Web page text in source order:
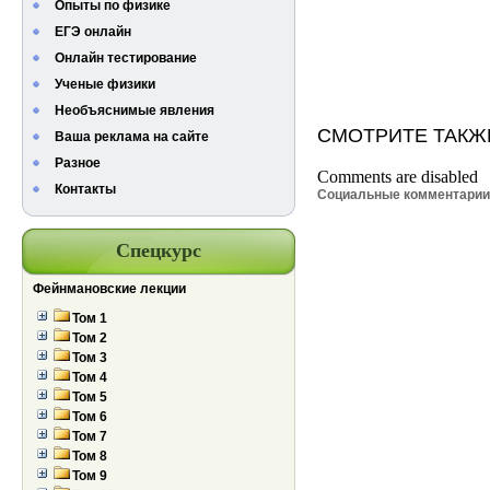
Опыты по физике
ЕГЭ онлайн
Онлайн тестирование
Ученые физики
Необъяснимые явления
Ваша реклама на сайте
Разное
Контакты
Спецкурс
Фейнмановские лекции
Том 1
Том 2
Том 3
Том 4
Том 5
Том 6
Том 7
Том 8
Том 9
СМОТРИТЕ
Comments are disabled
Социальные комментарии